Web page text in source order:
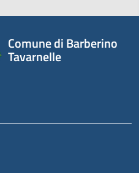
Comune di Barberino
Tavarnelle